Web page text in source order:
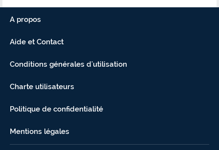
A propos
Aide et Contact
Conditions générales d'utilisation
Charte utilisateurs
Politique de confidentialité
Mentions légales